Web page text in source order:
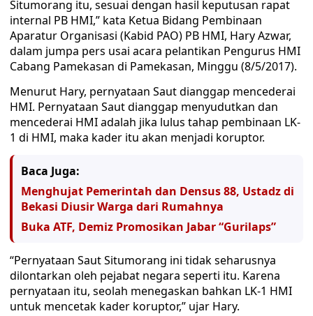
Situmorang itu, sesuai dengan hasil keputusan rapat
internal PB HMI,” kata Ketua Bidang Pembinaan
Aparatur Organisasi (Kabid PAO) PB HMI, Hary Azwar,
dalam jumpa pers usai acara pelantikan Pengurus HMI
Cabang Pamekasan di Pamekasan, Minggu (8/5/2017).
Menurut Hary, pernyataan Saut dianggap mencederai
HMI. Pernyataan Saut dianggap menyudutkan dan
mencederai HMI adalah jika lulus tahap pembinaan LK-
1 di HMI, maka kader itu akan menjadi koruptor.
Baca Juga:
Menghujat Pemerintah dan Densus 88, Ustadz di
Bekasi Diusir Warga dari Rumahnya
Buka ATF, Demiz Promosikan Jabar “Gurilaps”
“Pernyataan Saut Situmorang ini tidak seharusnya
dilontarkan oleh pejabat negara seperti itu. Karena
pernyataan itu, seolah menegaskan bahkan LK-1 HMI
untuk mencetak kader koruptor,” ujar Hary.